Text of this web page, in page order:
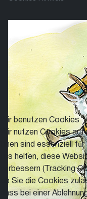
Wir benutzen Cookies
Wir nutzen Cookies
ihnen sind essenziell
uns helfen, diese
verbessern (Tracking
ob Sie die Cookies
dass bei einer